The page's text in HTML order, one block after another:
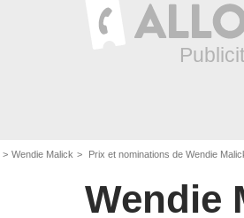
Wendie Malick Prix et nominations de Wendie
Wendie